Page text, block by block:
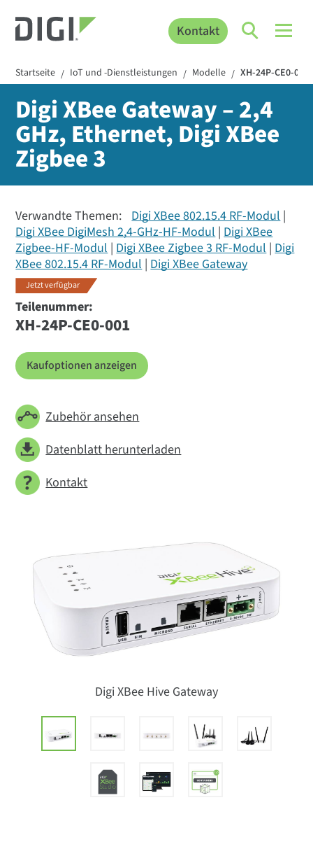
Kontakt
Startseite / IoT und -Dienstleistungen / Modelle / XH-24P-CE0-001
Digi XBee Gateway – 2,4
GHz, Ethernet, Digi XBee
Zigbee 3
Verwandte Themen: Digi XBee 802.15.4 RF-Modul
Digi XBee DigiMesh 2,4-GHz-HF-Modul Digi XBee
Zigbee-HF-Modul Digi XBee Zigbee 3 RF-Modul Digi
XBee 802.15.4 RF-Modul Digi XBee Gateway
Digi XBee Hive Gateway
Jetzt verfügbar
Teilenummer:
XH-24P-CE0-001
Kaufoptionen anzeigen
Zubehör ansehen
Datenblatt herunterladen
Kontakt